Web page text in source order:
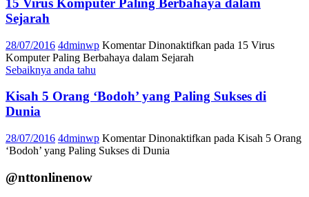
15 Virus Komputer Paling Berbahaya dalam
Sejarah
28/07/2016 4dminwp Komentar Dinonaktifkan pada 15 Virus
Komputer Paling Berbahaya dalam Sejarah
Sebaiknya anda tahu
Kisah 5 Orang ‘Bodoh’ yang Paling Sukses di
Dunia
28/07/2016 4dminwp Komentar Dinonaktifkan pada Kisah 5 Orang
‘Bodoh’ yang Paling Sukses di Dunia
@nttonlinenow